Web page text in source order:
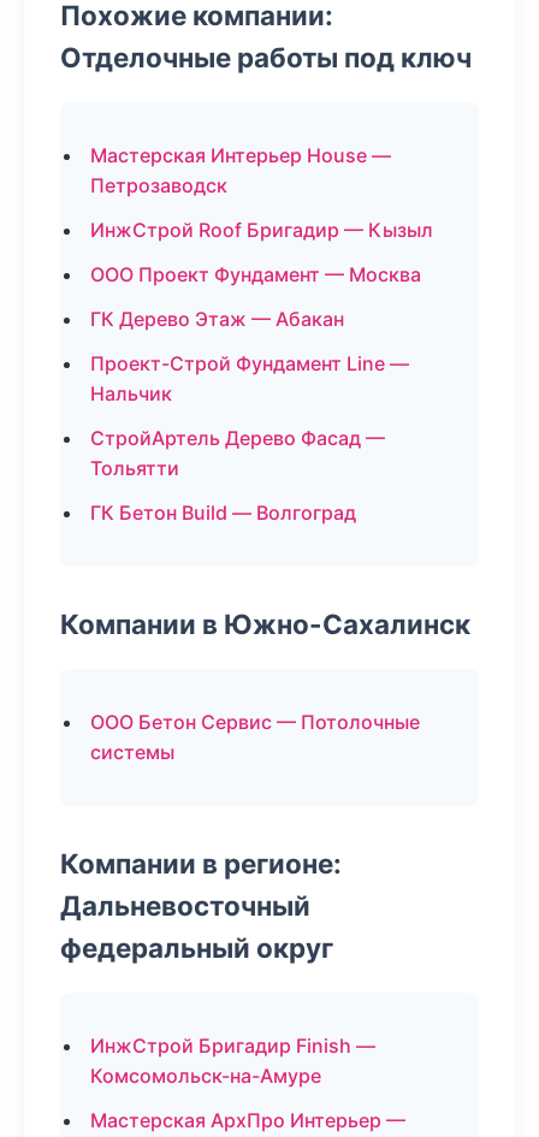
Похожие компании:
Отделочные работы под ключ
Мастерская Интерьер House —
Петрозаводск
ИнжСтрой Roof Бригадир — Кызыл
ООО Проект Фундамент — Москва
ГК Дерево Этаж — Абакан
Проект-Строй Фундамент Line —
Нальчик
СтройАртель Дерево Фасад —
Тольятти
ГК Бетон Build — Волгоград
Компании в Южно-Сахалинск
ООО Бетон Сервис — Потолочные
системы
Компании в регионе:
Дальневосточный
федеральный округ
ИнжСтрой Бригадир Finish —
Комсомольск-на-Амуре
Мастерская АрхПро Интерьер —